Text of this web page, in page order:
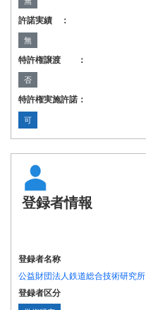
許諾実績 ：
無
特許権譲渡 ：
否
特許権実施許諾：
可
登録者情報
登録者名称
公益財団法人鉄道総合技術研究所
登録者区分